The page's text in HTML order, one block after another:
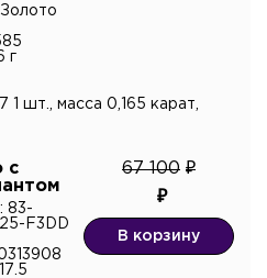
г
1 шт., масса 0,165 карат,
с
83-
F3DD
67 100
В корзину